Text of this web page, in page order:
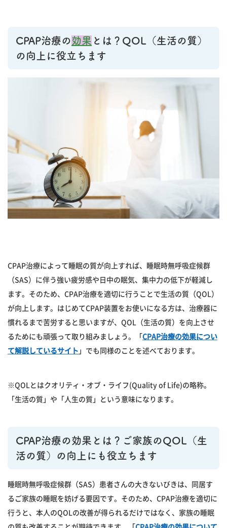
CPAP治療の効果 とは？QOL（生活の質）
の向上に役立ちます
CPAP治療によって睡眠の質が向上すれば、睡眠時無呼吸症候群
（SAS）に伴う強い疲労感や日中の眠気、集中力の低下が軽減し
ます。そのため、CPAP治療を適切に行うことで生活の質（QOL）
が向上します。はじめてCPAP装置をお使いになる方は、治療器に
慣れるまで苦労すると思いますが、QOL（生活の質）を向上させ
るためにも頑張って取り組みましょう。「 CPAP治療の効果につい
て解説しているサイト 」でも同様のことを述べております。
※QOLとはクオリティ・オブ・ライフ(Quality of Life)の略称。
「生活の質」や「人生の質」という意味になります。
CPAP治療の効果とは？ご家族のQOL（生
活の質）の向上にも役立ちます
睡眠時無呼吸症候群（SAS）患者さんの大きないびきは、同居す
るご家族の睡眠を妨げる要因です。そのため、CPAP治療を適切に
行うと、本人のQOLの改善が得られるだけではなく、家族の睡眠